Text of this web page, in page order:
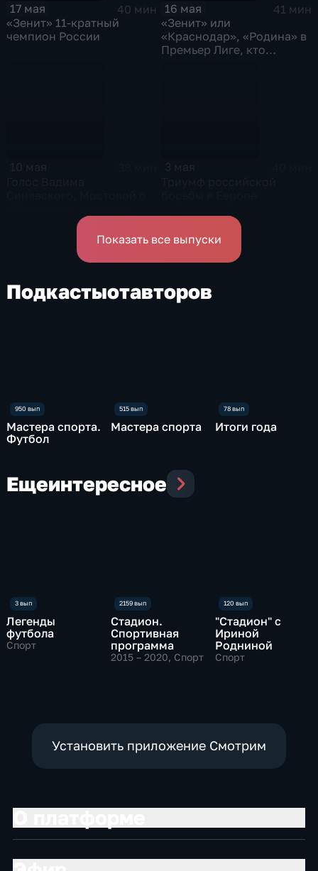
17 мая
40 мин
«Зенит» 11-кратный
чемпион России
16 мая
41 мин
«Зенит» или
«Краснодар», «Родина» в
Премьер Лиге, кто
сенсация в UFC
Показать все выпуски
Подкастыотавторов
Мастера спорта.
Футбол
Мастера спорта Итоги года
Ещеинтересное
Легенды
футбола
Спорт
Стадион.
Спортивная
программа
2015 – 2020, Спорт
"Стадион" с
Ириной
Родниной
Спорт
Установить приложение Смотрим